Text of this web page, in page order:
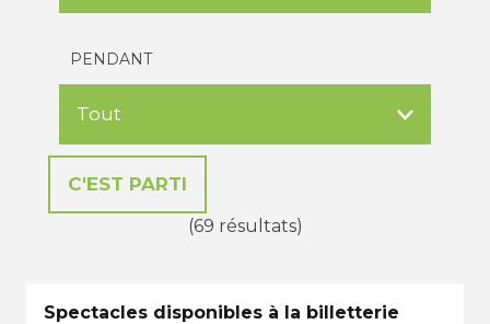
PENDANT
(69 résultats)
Spectacles disponibles à la billetterie